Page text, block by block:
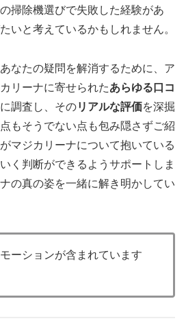
掃除機選びで失敗した経験があ
いと考えているかもしれません。
なたの疑問を解消するために、ア
リーナに寄せられたあらゆる口コ
調査し、そのリアルな評価を深掘
もそうでない点も包み隠さずご紹
マジカリーナについて抱いている
く判断ができるようサポートしま
の真の姿を一緒に解き明かしてい
ーションが含まれています